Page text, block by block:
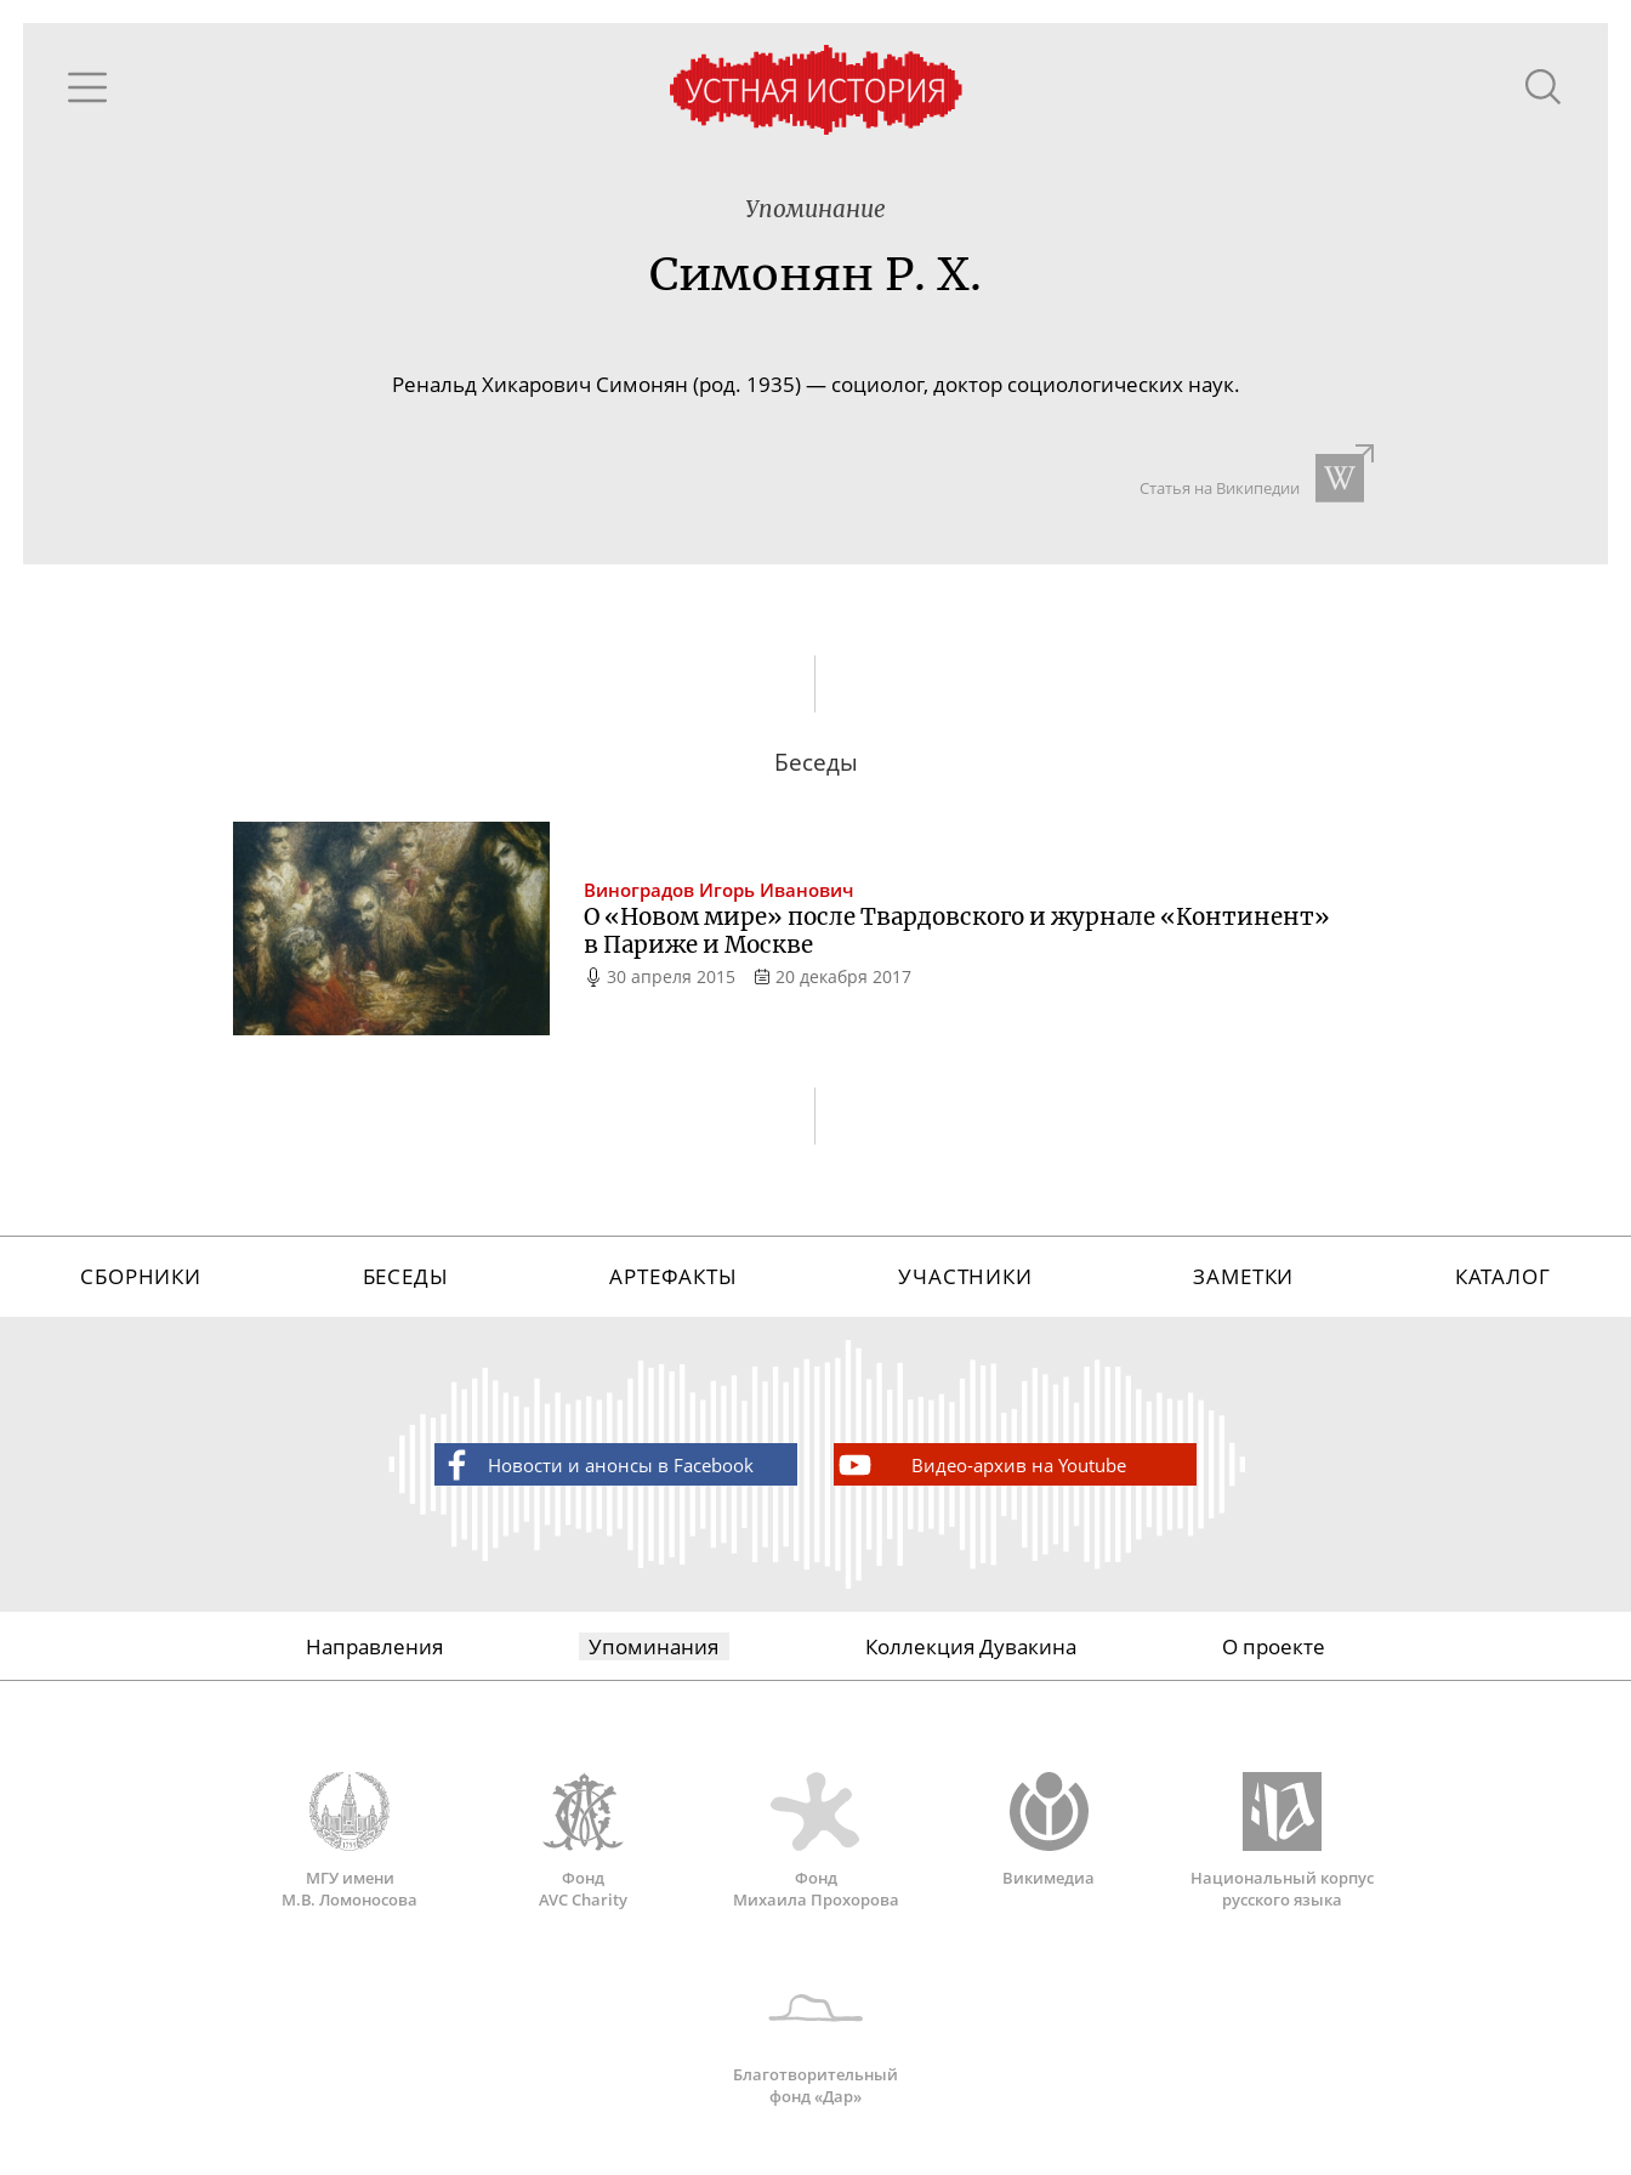
Упоминание
Симонян Р. Х.
Ренальд Хикарович Симонян (род. 1935) — социолог, доктор социологических наук.
Статья на Википедии
Беседы
Виноградов Игорь Иванович
О «Новом мире» после Твардовского и журнале «Континент»
в Париже и Москве
30 апреля 2015 20 декабря 2017
СБОРНИКИ БЕСЕДЫ АРТЕФАКТЫ УЧАСТНИКИ ЗАМЕТКИ КАТАЛОГ
Новости и анонсы в Facebook Видео-архив на Youtube
Направления Упоминания Коллекция Дувакина О проекте
МГУ имени
М.В. Ломоносова
Фонд
AVC Charity
Фонд
Михаила Прохорова
Викимедиа
Национальный корпус
русского языка
Благотворительный
фонд «Дар»